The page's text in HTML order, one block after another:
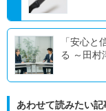
「安心と
る ～田村
あわせて読みたい記